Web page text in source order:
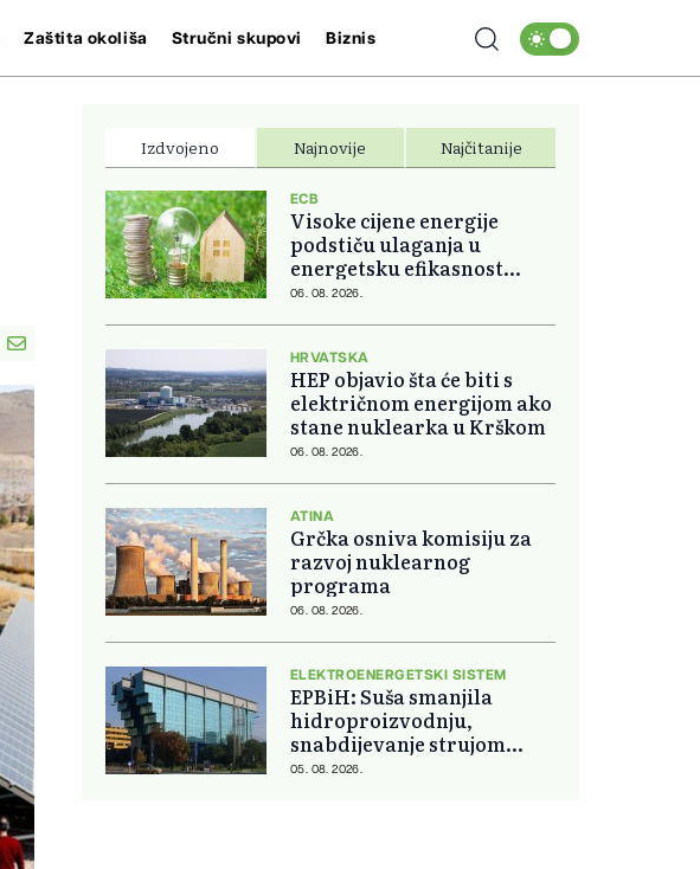
Zaštita okoliša Stručni skupovi Biznis
Izdvojeno Najnovije Najčitanije
ECB
Visoke cijene energije
podstiču ulaganja u
energetsku efikasnost
domova
06. 08. 2026.
HRVATSKA
HEP objavio šta će biti s
električnom energijom ako
stane nuklearka u Krškom
06. 08. 2026.
ATINA
Grčka osniva komisiju za
razvoj nuklearnog
programa
06. 08. 2026.
ELEKTROENERGETSKI SISTEM
EPBiH: Suša smanjila
hidroproizvodnju,
snabdijevanje strujom
ostaje stabilno
05. 08. 2026.